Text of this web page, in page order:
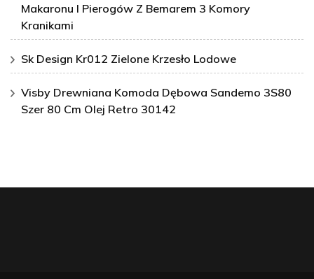
Makaronu I Pierogów Z Bemarem 3 Komory
Kranikami
Sk Design Kr012 Zielone Krzesło Lodowe
Visby Drewniana Komoda Dębowa Sandemo 3S80
Szer 80 Cm Olej Retro 30142